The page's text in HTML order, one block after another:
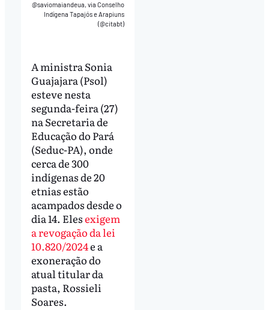
@saviomaiandeua, via Conselho
Indígena Tapajós e Arapiuns
(@citabt)
A ministra Sonia
Guajajara (Psol)
esteve nesta
segunda-feira (27)
na Secretaria de
Educação do Pará
(Seduc-PA), onde
cerca de 300
indígenas de 20
etnias estão
acampados desde o
dia 14. Elesexigem
a revogação da lei
10.820/2024e a
exoneração do
atual titular da
pasta, Rossieli
Soares.